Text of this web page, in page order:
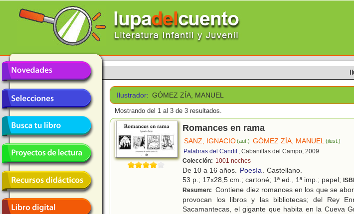
Ilustrador: GÓMEZ ZÍA, MANUEL
Mostrando del 1 al 3 de 3 resultados.
Romances en rama
SANZ, IGNACIO(aut.) GÓMEZ ZÍA, MANUEL(ilust.)
Palabras del Candil , Cabanillas del Campo, 2009
Colección: 1001 noches
De 10 a 16 años. Poesía. Castellano.
53 p.; 17x28,5 cm.; cartoné; 1ª ed., 1ª imp.; papel;
Resumen: Contiene diez romances en los que se
provocan los libros y las bibliotecas; del Rey
Sacamantecas, el gigante que habita en la Cueva